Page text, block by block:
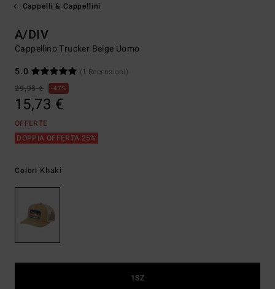
Cappelli & Cappellini
A/DIV
Cappellino Trucker Beige Uomo
5.0
(1 Recensioni)
29,95 €
47%
15,73 €
OFFERTE
DOPPIA OFFERTA 25%
Colori Khaki
1SZ